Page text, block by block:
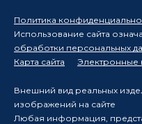
Политика
Использование сайта
обработки персональных
Карта сайта
Электронные
Внешний вид реальных
изображений на сайте
Любая информация,